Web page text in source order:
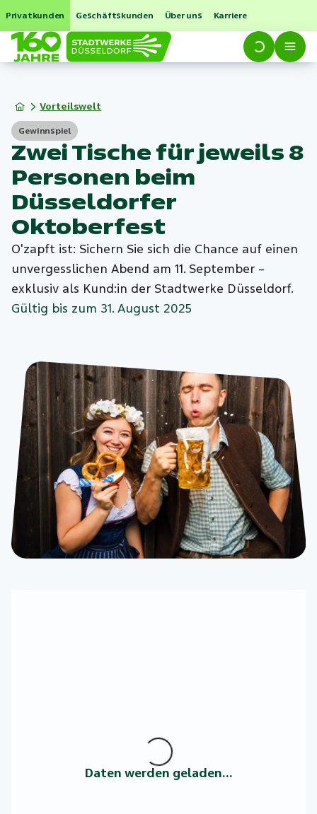
Privatkunden Geschäftskunden Über uns Karriere
Vorteilswelt
Gewinnspiel
Zwei Tische für jeweils 8
Personen beim
Düsseldorfer
Oktoberfest
O'zapft ist: Sichern Sie sich die Chance auf einen
unvergesslichen Abend am 11. September –
exklusiv als Kund:in der Stadtwerke Düsseldorf.
Gültig bis zum 31. August 2025
Daten werden geladen...